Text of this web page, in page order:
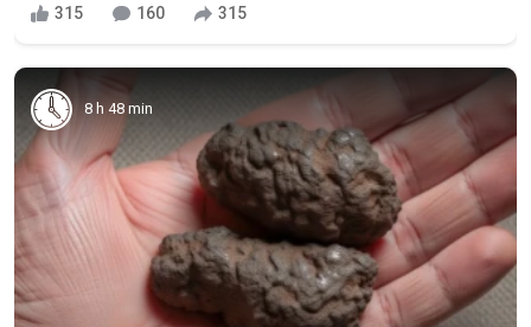
315 160 315
8 h 48 min